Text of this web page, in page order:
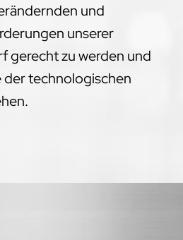
und
unserer
gerecht zu werden und
der technologischen